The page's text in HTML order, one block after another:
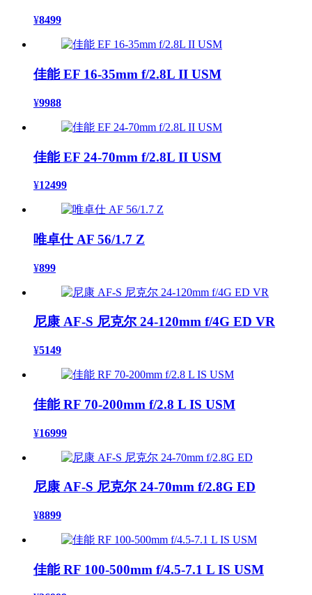
¥8499
佳能 EF 16-35mm f/2.8L II USM
¥9988
佳能 EF 24-70mm f/2.8L II USM
¥12499
唯卓仕 AF 56/1.7 Z
¥899
尼康 AF-S 尼克尔 24-120mm f/4G ED VR
¥5149
佳能 RF 70-200mm f/2.8 L IS USM
¥16999
尼康 AF-S 尼克尔 24-70mm f/2.8G ED
¥8899
佳能 RF 100-500mm f/4.5-7.1 L IS USM